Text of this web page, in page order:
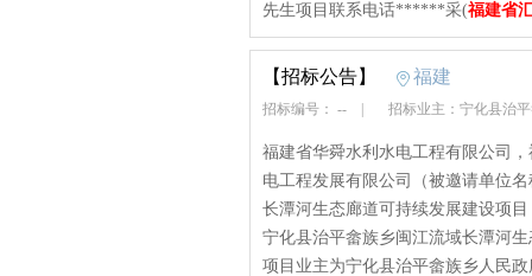
先生项目联系电话******采(福建省
【招标公告】 福建
招标编号： -- 招标业主：宁化县治
福建省华舜水利水电工程有限公司
电工程发展有限公司（被邀请单位
长潭河生态廊道可持续发展建设项
宁化县治平畲族乡闽江流域长潭河
项目业主为宁化县治平畲族乡人民